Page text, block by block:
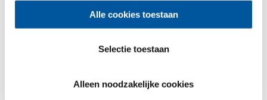
Alle cookies toestaan
Selectie toestaan
Alleen noodzakelijke cookies